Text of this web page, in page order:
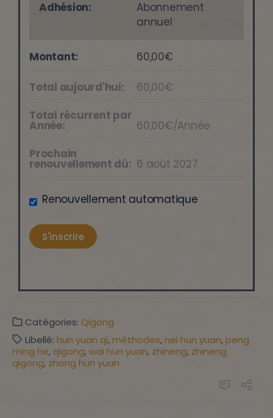
Abonnement
annuel
60,00€
60,00€
60,00€/Année
6 août 2027
Renouvellement automatique
Catégories: Qigong
Libellé: hun yuan qi,méthodes,nei hun yuan,peng
ming he, qigong,wai hun yuan, zhineng, zhineng
qigong, zhong hun yuan